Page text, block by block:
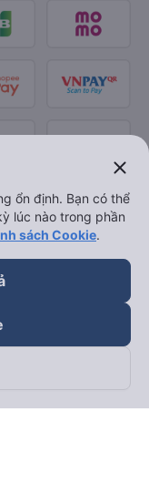
close
ổn định. Bạn có thể
lúc nào trong phần
sách Cookie.